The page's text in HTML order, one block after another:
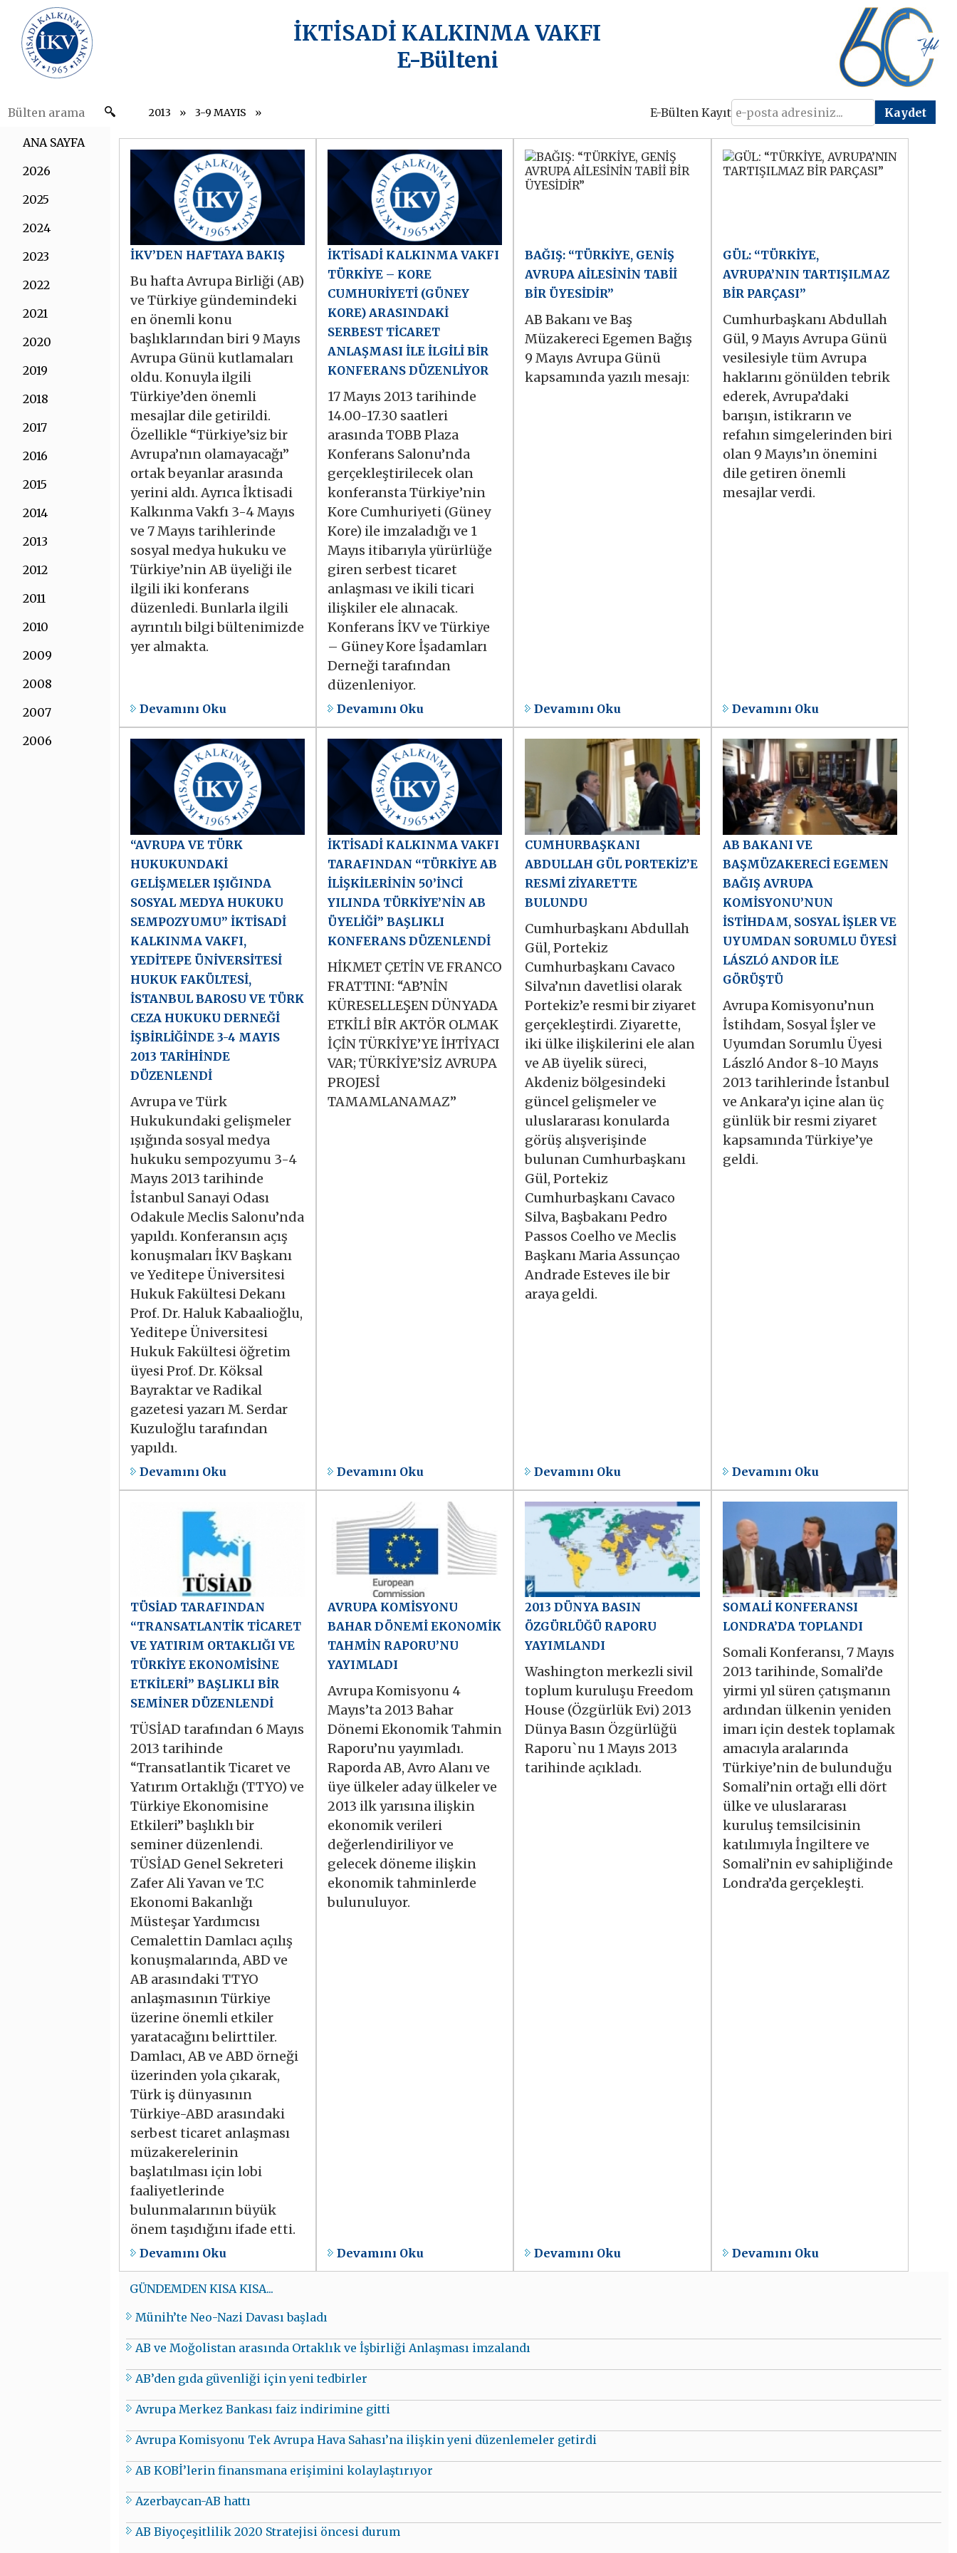
İKTİSADİ KALKINMA VAKFI
E-Bülteni
2013 3-9 MAYIS E-Bülten Kayıt
ANA SAYFA
2026
2025
2024
2023
2022
2021
2020
2019
2018
2017
2016
2015
2014
2013
2012
2011
2010
2009
2008
2007
2006
İKV’DEN HAFTAYA BAKIŞ
Bu hafta Avrupa Birliği (AB)
ve Türkiye gündemindeki
en önemli konu
başlıklarından biri 9 Mayıs
Avrupa Günü kutlamaları
oldu. Konuyla ilgili
Türkiye’den önemli
mesajlar dile getirildi.
Özellikle “Türkiye’siz bir
Avrupa’nın olamayacağı”
ortak beyanlar arasında
yerini aldı. Ayrıca İktisadi
Kalkınma Vakfı 3-4 Mayıs
ve 7 Mayıs tarihlerinde
sosyal medya hukuku ve
Türkiye’nin AB üyeliği ile
ilgili iki konferans
düzenledi. Bunlarla ilgili
ayrıntılı bilgi bültenimizde
yer almakta.
Devamını Oku
İKTİSADİ KALKINMA VAKFI
TÜRKİYE – KORE
CUMHURİYETİ (GÜNEY
KORE) ARASINDAKİ
SERBEST TİCARET
ANLAŞMASI İLE İLGİLİ BİR
KONFERANS DÜZENLİYOR
17 Mayıs 2013 tarihinde
14.00-17.30 saatleri
arasında TOBB Plaza
Konferans Salonu’nda
gerçekleştirilecek olan
konferansta Türkiye’nin
Kore Cumhuriyeti (Güney
Kore) ile imzaladığı ve 1
Mayıs itibarıyla yürürlüğe
giren serbest ticaret
anlaşması ve ikili ticari
ilişkiler ele alınacak.
Konferans İKV ve Türkiye
– Güney Kore İşadamları
Derneği tarafından
düzenleniyor.
Devamını Oku
BAĞIŞ: “TÜRKİYE, GENİŞ
AVRUPA AİLESİNİN TABİİ
BİR ÜYESİDİR”
AB Bakanı ve Baş
Müzakereci Egemen Bağış
9 Mayıs Avrupa Günü
kapsamında yazılı mesajı:
Devamını Oku
GÜL: “TÜRKİYE,
AVRUPA’NIN TARTIŞILMAZ
BİR PARÇASI”
Cumhurbaşkanı Abdullah
Gül, 9 Mayıs Avrupa Günü
vesilesiyle tüm Avrupa
haklarını gönülden tebrik
ederek, Avrupa’daki
barışın, istikrarın ve
refahın simgelerinden biri
olan 9 Mayıs’ın önemini
dile getiren önemli
mesajlar verdi.
Devamını Oku
“AVRUPA VE TÜRK
HUKUKUNDAKİ
GELİŞMELER IŞIĞINDA
SOSYAL MEDYA HUKUKU
SEMPOZYUMU” İKTİSADİ
KALKINMA VAKFI,
YEDİTEPE ÜNİVERSİTESİ
HUKUK FAKÜLTESİ,
İSTANBUL BAROSU VE TÜRK
CEZA HUKUKU DERNEĞİ
İŞBİRLİĞİNDE 3-4 MAYIS
2013 TARİHİNDE
DÜZENLENDİ
Avrupa ve Türk
Hukukundaki gelişmeler
ışığında sosyal medya
hukuku sempozyumu 3-4
Mayıs 2013 tarihinde
İstanbul Sanayi Odası
Odakule Meclis Salonu’nda
yapıldı. Konferansın açış
konuşmaları İKV Başkanı
ve Yeditepe Üniversitesi
Hukuk Fakültesi Dekanı
Prof. Dr. Haluk Kabaalioğlu,
Yeditepe Üniversitesi
Hukuk Fakültesi öğretim
üyesi Prof. Dr. Köksal
Bayraktar ve Radikal
gazetesi yazarı M. Serdar
Kuzuloğlu tarafından
yapıldı.
Devamını Oku
İKTİSADİ KALKINMA VAKFI
TARAFINDAN “TÜRKİYE AB
İLİŞKİLERİNİN 50’İNCİ
YILINDA TÜRKİYE’NİN AB
ÜYELİĞİ” BAŞLIKLI
KONFERANS DÜZENLENDİ
HİKMET ÇETİN VE FRANCO
FRATTINI: “AB’NİN
KÜRESELLEŞEN DÜNYADA
ETKİLİ BİR AKTÖR OLMAK
İÇİN TÜRKİYE’YE İHTİYACI
VAR; TÜRKİYE’SİZ AVRUPA
PROJESİ
TAMAMLANAMAZ”
Devamını Oku
CUMHURBAŞKANI
ABDULLAH GÜL PORTEKİZ’E
RESMİ ZİYARETTE
BULUNDU
Cumhurbaşkanı Abdullah
Gül, Portekiz
Cumhurbaşkanı Cavaco
Silva’nın davetlisi olarak
Portekiz’e resmi bir ziyaret
gerçekleştirdi. Ziyarette,
iki ülke ilişkilerini ele alan
ve AB üyelik süreci,
Akdeniz bölgesindeki
güncel gelişmeler ve
uluslararası konularda
görüş alışverişinde
bulunan Cumhurbaşkanı
Gül, Portekiz
Cumhurbaşkanı Cavaco
Silva, Başbakanı Pedro
Passos Coelho ve Meclis
Başkanı Maria Assunçao
Andrade Esteves ile bir
araya geldi.
Devamını Oku
AB BAKANI VE
BAŞMÜZAKERECİ EGEMEN
BAĞIŞ AVRUPA
KOMİSYONU’NUN
İSTİHDAM, SOSYAL İŞLER VE
UYUMDAN SORUMLU ÜYESİ
LÁSZLÓ ANDOR İLE
GÖRÜŞTÜ
Avrupa Komisyonu’nun
İstihdam, Sosyal İşler ve
Uyumdan Sorumlu Üyesi
László Andor 8-10 Mayıs
2013 tarihlerinde İstanbul
ve Ankara’yı içine alan üç
günlük bir resmi ziyaret
kapsamında Türkiye’ye
geldi.
Devamını Oku
TÜSİAD TARAFINDAN
“TRANSATLANTİK TİCARET
VE YATIRIM ORTAKLIĞI VE
TÜRKİYE EKONOMİSİNE
ETKİLERİ” BAŞLIKLI BİR
SEMİNER DÜZENLENDİ
TÜSİAD tarafından 6 Mayıs
2013 tarihinde
“Transatlantik Ticaret ve
Yatırım Ortaklığı (TTYO) ve
Türkiye Ekonomisine
Etkileri” başlıklı bir
seminer düzenlendi.
TÜSİAD Genel Sekreteri
Zafer Ali Yavan ve T.C
Ekonomi Bakanlığı
Müsteşar Yardımcısı
Cemalettin Damlacı açılış
konuşmalarında, ABD ve
AB arasındaki TTYO
anlaşmasının Türkiye
üzerine önemli etkiler
yaratacağını belirttiler.
Damlacı, AB ve ABD örneği
üzerinden yola çıkarak,
Türk iş dünyasının
Türkiye-ABD arasındaki
serbest ticaret anlaşması
müzakerelerinin
başlatılması için lobi
faaliyetlerinde
bulunmalarının büyük
önem taşıdığını ifade etti.
Devamını Oku
AVRUPA KOMİSYONU
BAHAR DÖNEMİ EKONOMİK
TAHMİN RAPORU’NU
YAYIMLADI
Avrupa Komisyonu 4
Mayıs’ta 2013 Bahar
Dönemi Ekonomik Tahmin
Raporu’nu yayımladı.
Raporda AB, Avro Alanı ve
üye ülkeler aday ülkeler ve
2013 ilk yarısına ilişkin
ekonomik verileri
değerlendiriliyor ve
gelecek döneme ilişkin
ekonomik tahminlerde
bulunuluyor.
Devamını Oku
2013 DÜNYA BASIN
ÖZGÜRLÜĞÜ RAPORU
YAYIMLANDI
Washington merkezli sivil
toplum kuruluşu Freedom
House (Özgürlük Evi) 2013
Dünya Basın Özgürlüğü
Raporu`nu 1 Mayıs 2013
tarihinde açıkladı.
Devamını Oku
SOMALİ KONFERANSI
LONDRA’DA TOPLANDI
Somali Konferansı, 7 Mayıs
2013 tarihinde, Somali’de
yirmi yıl süren çatışmanın
ardından ülkenin yeniden
imarı için destek toplamak
amacıyla aralarında
Türkiye’nin de bulunduğu
Somali’nin ortağı elli dört
ülke ve uluslararası
kuruluş temsilcisinin
katılımıyla İngiltere ve
Somali’nin ev sahipliğinde
Londra’da gerçekleşti.
Devamını Oku
GÜNDEMDEN KISA KISA...
Münih’te Neo-Nazi Davası başladı
AB ve Moğolistan arasında Ortaklık ve İşbirliği Anlaşması imzalandı
AB’den gıda güvenliği için yeni tedbirler
Avrupa Merkez Bankası faiz indirimine gitti
Avrupa Komisyonu Tek Avrupa Hava Sahası’na ilişkin yeni düzenlemeler getirdi
AB KOBİ’lerin finansmana erişimini kolaylaştırıyor
Azerbaycan-AB hattı
AB Biyoçeşitlilik 2020 Stratejisi öncesi durum